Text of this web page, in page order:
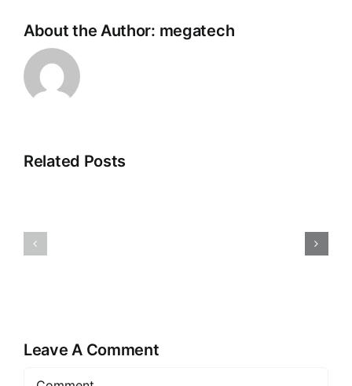
About the Author: megatech
Related Posts
Sewa
Industri
Inverter?
Leave A Comment
Comment